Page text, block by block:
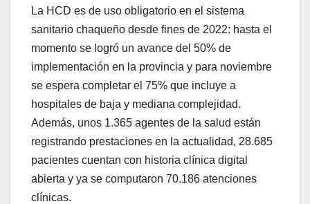
La HCD es de uso obligatorio en el sistema
sanitario chaqueño desde fines de 2022: hasta el
momento se logró un avance del 50% de
implementación en la provincia y para noviembre
se espera completar el 75% que incluye a
hospitales de baja y mediana complejidad.
Además, unos 1.365 agentes de la salud están
registrando prestaciones en la actualidad, 28.685
pacientes cuentan con historia clínica digital
abierta y ya se computaron 70.186 atenciones
clínicas.